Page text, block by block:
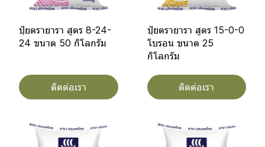
ปุ๋ยตรายารา สูตร 8-24-
24 ขนาด 50 กิโลกรัม
ติดต่อเรา
ปุ๋ยตรายารา สูตร 15-0-0
โบรอน ขนาด 25
กิโลกรัม
ติดต่อเรา